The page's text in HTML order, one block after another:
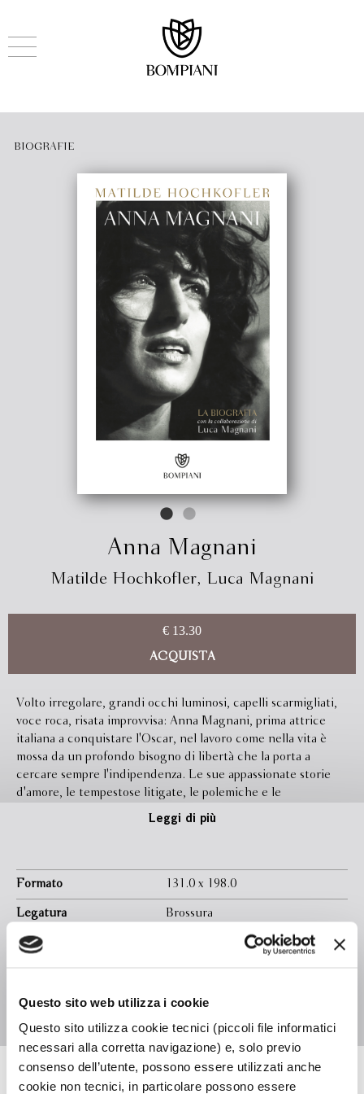
Questo sito web utilizza i cookie
Questo sito utilizza cookie tecnici (piccoli file informatici
necessari alla corretta navigazione) e, solo previo
consenso dell’utente, possono essere utilizzati anche
cookie non tecnici, in particolare possono essere
BIOGRAFIE
Anna Magnani
Matilde Hochkofler, Luca Magnani
€ 13.30
ACQUISTA
Volto irregolare, grandi occhi luminosi, capelli scarmigliati,
voce roca, risata improvvisa: Anna Magnani, prima attrice
italiana a conquistare l'Oscar, nel lavoro come nella vita è
mossa da un profondo bisogno di libertà che la porta a
cercare sempre l'indipendenza. Le sue appassionate storie
d'amore, le tempestose litigate, le polemiche e le
provocazioni ne fanno l'interprete-personaggio che sullo
che incarna con tutta se stessa: nei personaggi
indimenticabili dei suoi film - la leader di ''L'onorevole
Angelina'', l'amante di ''Una voce umana'', la mamma di
''Bellissima'', la dark lady di ''Nella città l'inferno'', la
comparsa di ''Risate di gioia'', la prostituta di ''Mamma Roma''
Leggi di più
Formato 131.0 x 198.0
Legatura Brossura
Pagine
Isbn 9788845296789